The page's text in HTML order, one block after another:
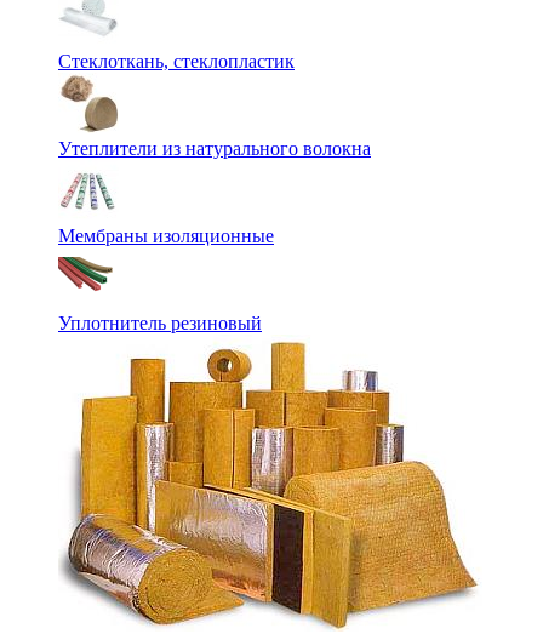
Стеклоткань, стеклопластик
Утеплители из натурального волокна
Мембраны изоляционные
Уплотнитель резиновый